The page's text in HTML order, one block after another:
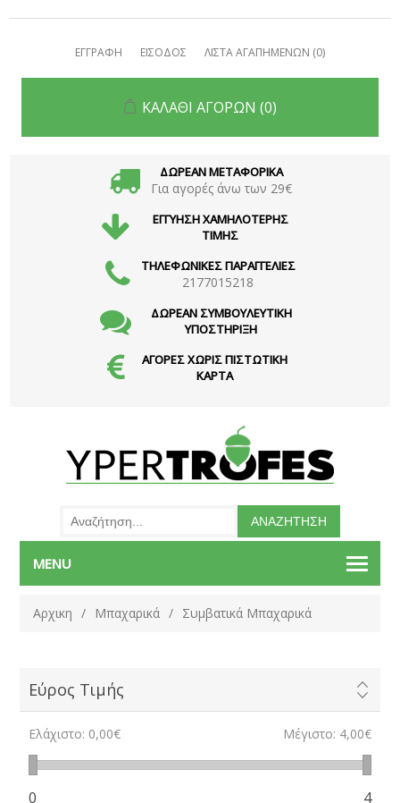
ΕΓΓΡΑΦΗ ΕΙΣΟΔΟΣ ΛΙΣΤΑ ΑΓΑΠΗΜΕΝΩΝ (0)
ΚΑΛΑΘΙ ΑΓΟΡΩΝ (0)
ΔΩΡΕΑΝ ΜΕΤΑΦΟΡΙΚΑ
Για αγορές άνω των 29€
ΕΓΓΥΗΣΗ ΧΑΜΗΛΟΤΕΡΗΣ
ΤΙΜΗΣ
ΤΗΛΕΦΩΝΙΚΕΣ ΠΑΡΑΓΓΕΛΙΕΣ
2177015218
ΔΩΡΕΑΝ ΣΥΜΒΟΥΛΕΥΤΙΚΗ
ΥΠΟΣΤΗΡΙΞΗ
ΑΓΟΡΕΣ ΧΩΡΙΣ ΠΙΣΤΩΤΙΚΗ
ΚΑΡΤΑ
MENU
Αρχικη / Μπαχαρικά / Συμβατικά Μπαχαρικά
Εύρος Τιμής
Ελάχιστο: 0,00€ Μέγιστο: 4,00€
0 4